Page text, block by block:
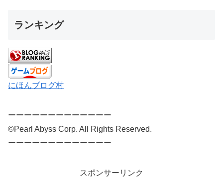
ランキング
にほんブログ村
ーーーーーーーーーーーーー
©Pearl Abyss Corp. All Rights Reserved.
ーーーーーーーーーーーーー
スポンサーリンク